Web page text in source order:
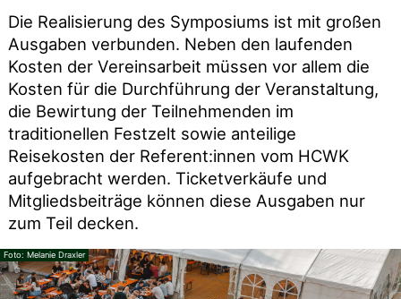
Die Realisierung des Symposiums ist mit großen
Ausgaben verbunden. Neben den laufenden
Kosten der Vereinsarbeit müssen vor allem die
Kosten für die Durchführung der Veranstaltung,
die Bewirtung der Teilnehmenden im
traditionellen Festzelt sowie anteilige
Reisekosten der Referent:innen vom HCWK
aufgebracht werden. Ticketverkäufe und
Mitgliedsbeiträge können diese Ausgaben nur
zum Teil decken.
Melanie Draxler